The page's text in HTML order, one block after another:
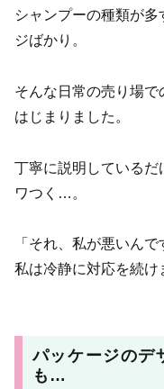
シャンプーの種類が
ジばかり。
そんな日常の売り場
はじまりました。
丁寧に説明している
ワつく…。
「それ、私が悪いん
私は冷静に対応を続け
パッケージのデ
も…